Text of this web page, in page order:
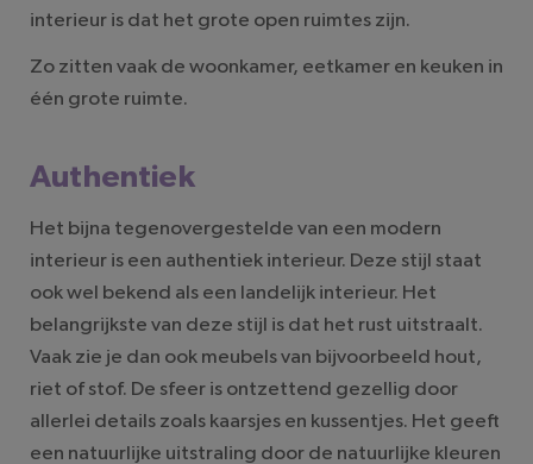
interieur is dat het grote open ruimtes zijn.
Zo zitten vaak de woonkamer, eetkamer en keuken in
één grote ruimte.
Authentiek
Het bijna tegenovergestelde van een modern
interieur is een authentiek interieur. Deze stijl staat
ook wel bekend als een landelijk interieur. Het
belangrijkste van deze stijl is dat het rust uitstraalt.
Vaak zie je dan ook meubels van bijvoorbeeld hout,
riet of stof. De sfeer is ontzettend gezellig door
allerlei details zoals kaarsjes en kussentjes. Het geeft
een natuurlijke uitstraling door de natuurlijke kleuren